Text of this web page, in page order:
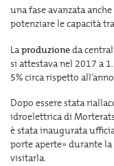
una fase avanzata
potenziare le capacità
Laproduzioneda
si attestava nel 2017 a
5% circa rispetto
Dopo essere stata
idroelettrica di
è stata inaugurata
porte aperte» durante
visitarla.